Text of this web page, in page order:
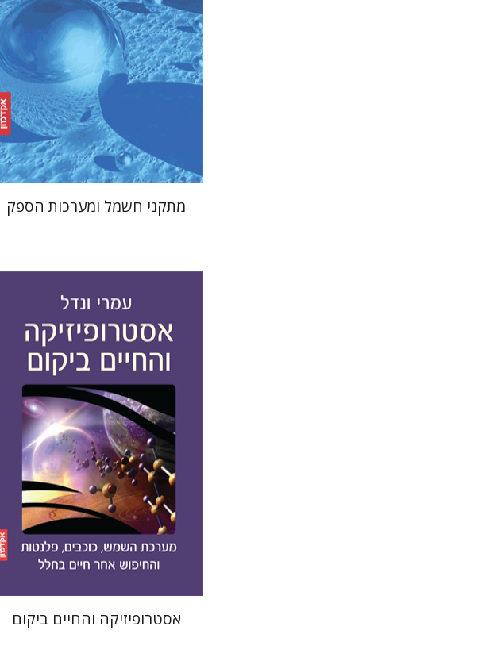
הנחת אתר ספר מודפס
$43
$39
מתקני חשמל ומערכות הספק
עמרי ונדל
הנחת אתר ספר מודפס
$23
$21
אסטרופיזיקה והחיים ביקום